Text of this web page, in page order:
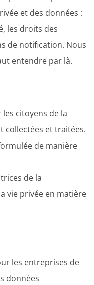
et des données :
les droits des
de notification. Nous
entendre par là.
citoyens de la
collectées et traitées.
de manière
de la
vie privée en matière
les entreprises de
données